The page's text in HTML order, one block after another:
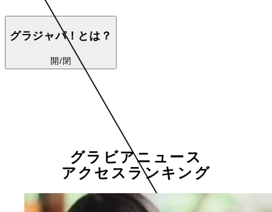
グラジャパ！とは？
開/閉
グラビアニュース
アクセスランキング